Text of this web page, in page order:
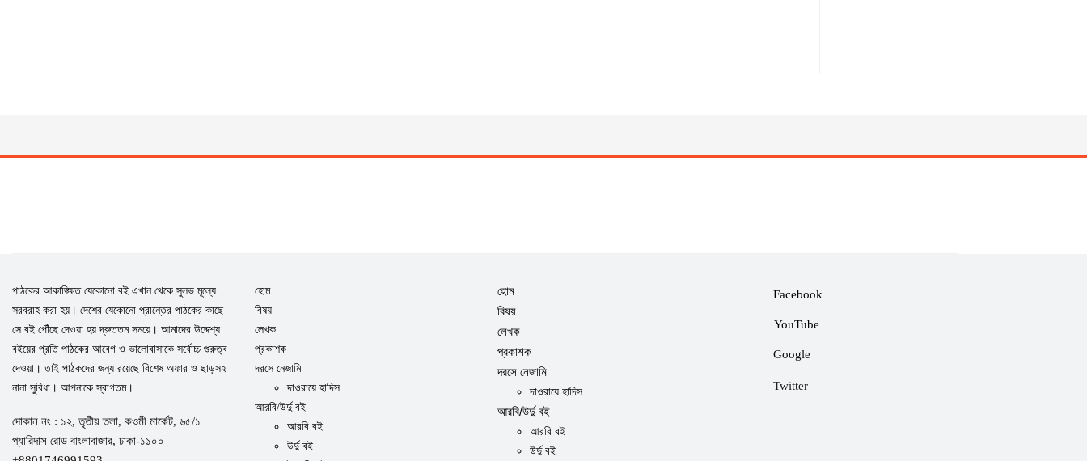
পাঠকের আকাঙ্ক্ষিত যেকোনো বই এখান থেকে সুলভ মূল্যে
সরবরাহ করা হয়। দেশের যেকোনো প্রান্তের পাঠকের কাছে
সে বই পৌঁছে দেওয়া হয় দ্রুততম সময়ে। আমাদের উদ্দেশ্য
বইয়ের প্রতি পাঠকের আবেগ ও ভালোবাসাকে সর্বোচ্চ গুরুত্ব
দেওয়া। তাই পাঠকদের জন্য রয়েছে বিশেষ অফার ও ছাড়সহ
নানা সুবিধা। আপনাকে স্বাগতম।
দোকান নং : ১২, তৃতীয় তলা, কওমী মার্কেট, ৬৫/১
প্যারিদাস রোড বাংলাবাজার, ঢাকা-১১০০
হোম
বিষয়
লেখক
প্রকাশক
দরসে নেজামি
দাওরায়ে হাদিস
আরবি/উর্দু বই
আরবি বই
উর্দু বই
হোম
বিষয়
লেখক
প্রকাশক
দরসে নেজামি
দাওরায়ে হাদিস
আরবি/উর্দু বই
আরবি বই
উর্দু বই
Facebook
YouTube
Google
Twitter